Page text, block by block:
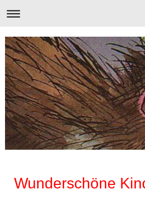
Wunderschöne